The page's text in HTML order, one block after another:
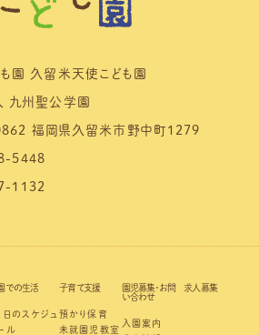
園 久留米天使こども園
九州聖公学園
福岡県久留米市野中町1279
5448
1132
での生活
日のスケジュ
ル
子育て支援
預かり保育
未就園児教室
園児募集・お問
い合わせ
入園案内
求人募集